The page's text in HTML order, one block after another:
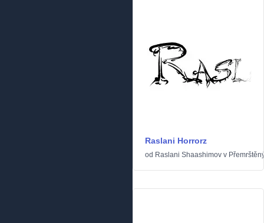
Raslani Horrorz
od Raslani Shaashimov v